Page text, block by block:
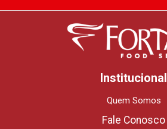
Institucional
Quem Somos
Fale Conosco